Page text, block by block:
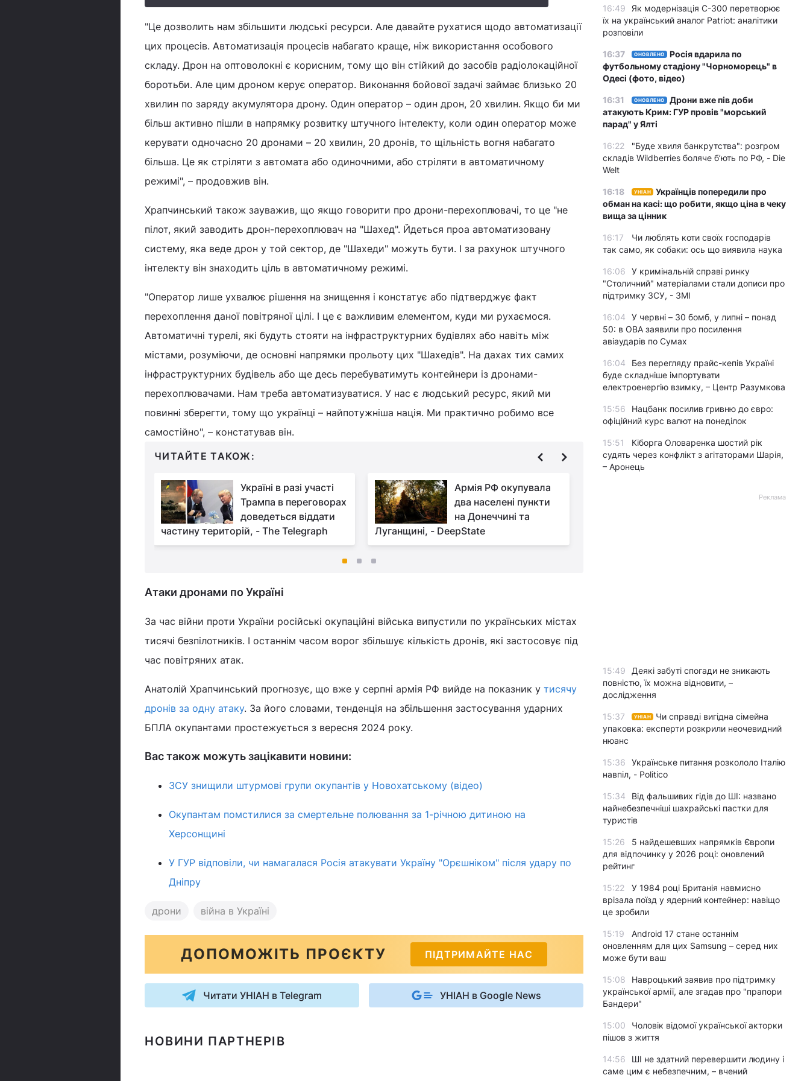
"Це дозволить нам збільшити людські ресурси. Але давайте рухатися щодо автоматизації
цих процесів. Автоматизація процесів набагато краще, ніж використання особового
складу. Дрон на оптоволокні є корисним, тому що він стійкий до засобів радіолокаційної
боротьби. Але цим дроном керує оператор. Виконання бойової задачі займає близько 20
хвилин по заряду акумулятора дрону. Один оператор – один дрон, 20 хвилин. Якщо би ми
більш активно пішли в напрямку розвитку штучного інтелекту, коли один оператор може
керувати одночасно 20 дронами – 20 хвилин, 20 дронів, то щільність вогня набагато
більша. Це як стріляти з автомата або одиночними, або стріляти в автоматичному
режимі", – продовжив він.
Храпчинський також зауважив, що якщо говорити про дрони-перехоплювачі, то це "не
пілот, який заводить дрон-перехоплювач на "Шахед". Йдеться проа автоматизовану
систему, яка веде дрон у той сектор, де "Шахеди" можуть бути. І за рахунок штучного
інтелекту він знаходить ціль в автоматичному режимі.
"Оператор лише ухвалює рішення на знищення і констатує або підтверджує факт
перехоплення даної повітряної цілі. І це є важливим елементом, куди ми рухаємося.
Автоматичні турелі, які будуть стояти на інфраструктурних будівлях або навіть між
містами, розуміючи, де основні напрямки прольоту цих "Шахедів". На дахах тих самих
інфраструктурних будівель або ще десь перебуватимуть контейнери із дронами-
перехоплювачами. Нам треба автоматизуватися. У нас є людський ресурс, який ми
повинні зберегти, тому що українці – найпотужніша нація. Ми практично робимо все
самостійно", – констатував він.
ЧИТАЙТЕ ТАКОЖ:
Україні в разі участі
Трампа в переговорах
доведеться віддати
частину територій, - The Telegraph
Армія РФ окупувала
два населені пункти
на Донеччині та
Луганщині, - DeepState
Україну "Шахедами"
Атаки дронами по Україні
За час війни проти України російські окупаційні війська випустили по українських містах
тисячі безпілотників. І останнім часом ворог збільшує кількість дронів, які застосовує під
час повітряних атак.
Анатолій Храпчинський прогнозує, що вже у серпні армія РФ вийде на показник у тисячу
дронів за одну атаку. За його словами, тенденція на збільшення застосування ударних
БПЛА окупантами простежується з вересня 2024 року.
Вас також можуть зацікавити новини:
ЗСУ знищили штурмові групи окупантів у Новохатському (відео)
Окупантам помстилися за смертельне полювання за 1-річною дитиною на
Херсонщині
У ГУР відповіли, чи намагалася Росія атакувати Україну "Орєшніком" після удару по
Дніпру
дрони війна в Україні
ДОПОМОЖІТЬ ПРОЄКТУ ПІДТРИМАЙТЕ НАС
Читати УНІАН в Telegram УНІАН в Google News
НОВИНИ ПАРТНЕРІВ
16:49
Як модернізація С-300 перетворює
їх на український аналог Patriot: аналітики
розповіли
16:37 ОНОВЛЕНО
Росія вдарила по
футбольному стадіону "Чорноморець" в
Одесі (фото, відео)
16:31 ОНОВЛЕНО
Дрони вже пів доби
атакують Крим: ГУР провів "морський
парад" у Ялті
16:22
"Буде хвиля банкрутства": розгром
складів Wildberries боляче бʼють по РФ, - Die
Welt
16:18 УНІАН
Українців попередили про
обман на касі: що робити, якщо ціна в чеку
вища за цінник
16:17
Чи люблять коти своїх господарів
так само, як собаки: ось що виявила наука
16:06
У кримінальній справі ринку
"Столичний" матеріалами стали дописи про
підтримку ЗСУ, - ЗМІ
16:04
У червні – 30 бомб, у липні – понад
50: в ОВА заявили про посилення
авіаударів по Сумах
16:04
Без перегляду прайс-кепів Україні
буде складніше імпортувати
електроенергію взимку, – Центр Разумкова
15:56
Нацбанк посилив гривню до євро:
офіційний курс валют на понеділок
15:51
Кіборга Оловаренка шостий рік
судять через конфлікт з агітаторами Шарія,
– Аронець
Реклама
15:49
Деякі забуті спогади не зникають
повністю, їх можна відновити, –
дослідження
15:37 УНІАН
Чи справді вигідна сімейна
упаковка: експерти розкрили неочевидний
нюанс
15:36
Українське питання розкололо Італію
навпіл, - Politico
15:34
Від фальшивих гідів до ШІ: названо
найнебезпечніші шахрайські пастки для
туристів
15:26
5 найдешевших напрямків Європи
для відпочинку у 2026 році: оновлений
рейтинг
15:22
У 1984 році Британія навмисно
врізала поїзд у ядерний контейнер: навіщо
це зробили
15:19
Android 17 стане останнім
оновленням для цих Samsung – серед них
може бути ваш
15:08
Навроцький заявив про підтримку
української армії, але згадав про "прапори
Бандери"
15:00
Чоловік відомої української акторки
пішов з життя
14:56
ШІ не здатний перевершити людину і
саме цим є небезпечним, – вчений